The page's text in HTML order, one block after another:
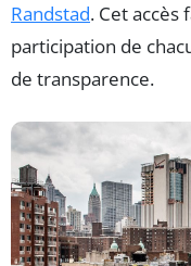
Randstad. Cet accès
participation de
de transparence.